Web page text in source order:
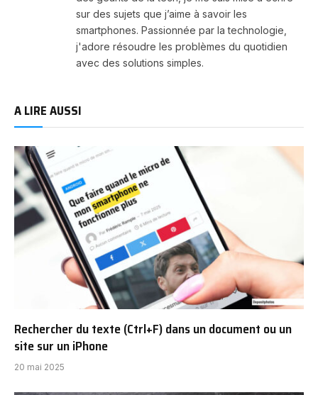
sur des sujets que j’aime à savoir les
smartphones. Passionnée par la technologie,
j'adore résoudre les problèmes du quotidien
avec des solutions simples.
A LIRE AUSSI
Rechercher du texte (Ctrl+F) dans un document ou un
site sur un iPhone
20 mai 2025